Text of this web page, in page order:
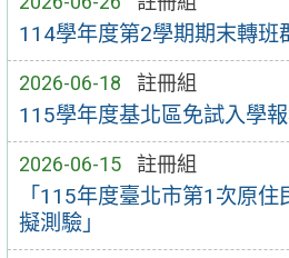
114學年度第2學期期末轉班
2026-06-18 註冊組
115學年度基北區免試入學
2026-06-15 註冊組
「115年度臺北市第1次原
擬測驗」